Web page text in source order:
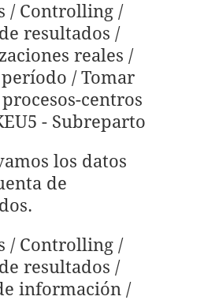
/ Controlling /
resultados /
reales /
/ Tomar
centros
- Subreparto
los datos
de
/ Controlling /
resultados /
información /